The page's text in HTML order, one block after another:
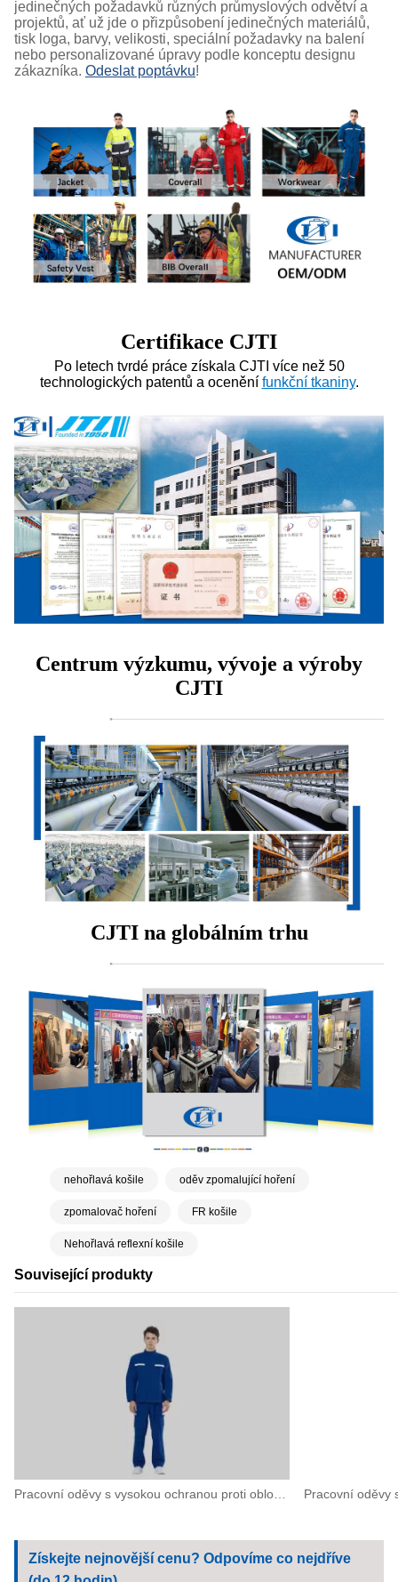
Související produkty
jedinečných požadavků různých průmyslových odvětví a
projektů, ať už jde o přizpůsobení jedinečných materiálů,
tisk loga, barvy, velikosti, speciální požadavky na balení
nebo personalizované úpravy podle konceptu designu
zákazníka. Odeslat poptávku!
Certifikace CJTI
Po letech tvrdé práce získala CJTI více než 50
technologických patentů a ocenění funkční tkaniny.
Centrum výzkumu, vývoje a výroby
CJTI
CJTI na globálním trhu
nehořlavá košile oděv zpomalující hoření
zpomalovač hoření FR košile
Nehořlavá reflexní košile
Získejte nejnovější cenu? Odpovíme co nejdříve